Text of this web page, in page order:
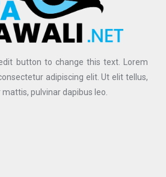
button to change this text. Lorem
adipiscing elit. Ut elit tellus,
pulvinar dapibus leo.